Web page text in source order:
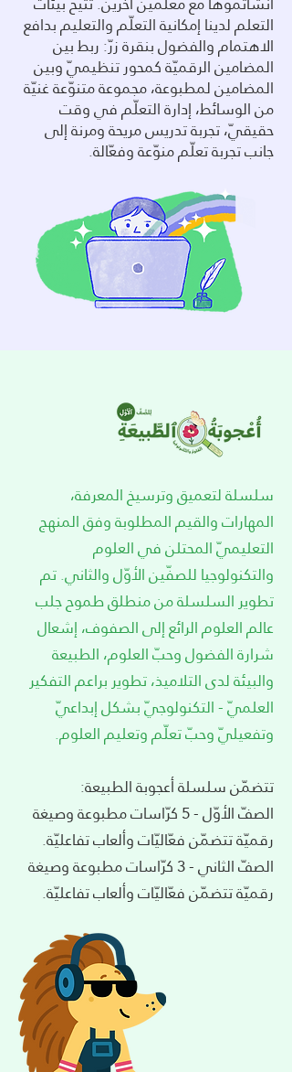
سلسلة لتعميق وترسيخ المعرفة،
المهارات والقيم المطلوبة وفق المنهج
التعليميّ المحتلن في العلوم
والتكنولوجيا للصفّين الأوّل والثاني. تم
تطوير السلسلة من منطلق طموح جلب
عالم العلوم الرائع إلى الصفوف، إشعال
شرارة الفضول وحبّ العلوم، الطبيعة
والبيئة لدى التلاميذ، تطوير براعم التفكير
العلميّ - التكنولوجيّ بشكل إبداعيّ
وتفعيليّ وحبّ تعلّم وتعليم العلوم.
تتضمّن سلسلة أعجوبة الطبيعة:
الصفّ الأوّل - 5 كرّاسات مطبوعة وصيغة
رقميّة تتضمّن فعّاليّات وألعاب تفاعليّة.
الصفّ الثاني - 3 كرّاسات مطبوعة وصيغة
رقميّة تتضمّن فعّاليّات وألعاب تفاعليّة.
التعلم لدينا إمكانية التعلّم والتعليم بدافع
الاهتمام والفضول بنقرة زرّ: ربط بين
المضامين الرقميّة كمحور تنظيميّ وبين
المضامين لمطبوعة، مجموعة متنوّعة غنيّة
من الوسائط، إدارة التعلّم في وقت
حقيقيّ، تجربة تدريس مريحة ومرنة إلى
جانب تجربة تعلّم منوّعة وفعّالة.